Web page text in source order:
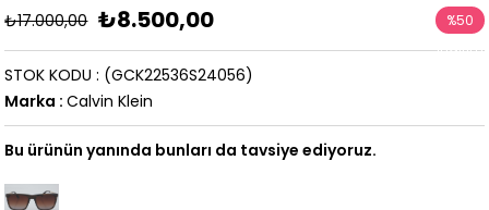
₺17.000,00 ₺8.500,00 %50
İndirim
(GCK22536S24056)
STOK KODU
Marka : Calvin Klein
Bu ürünün yanında bunları da tavsiye ediyoruz.